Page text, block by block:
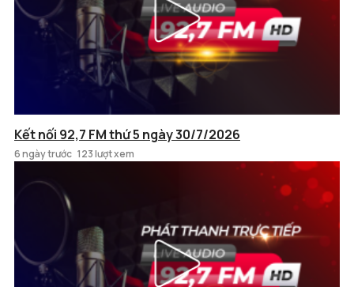
Kết nối 92,7 FM thứ 5 ngày 30/7/2026
6 ngày trước 123 lượt xem